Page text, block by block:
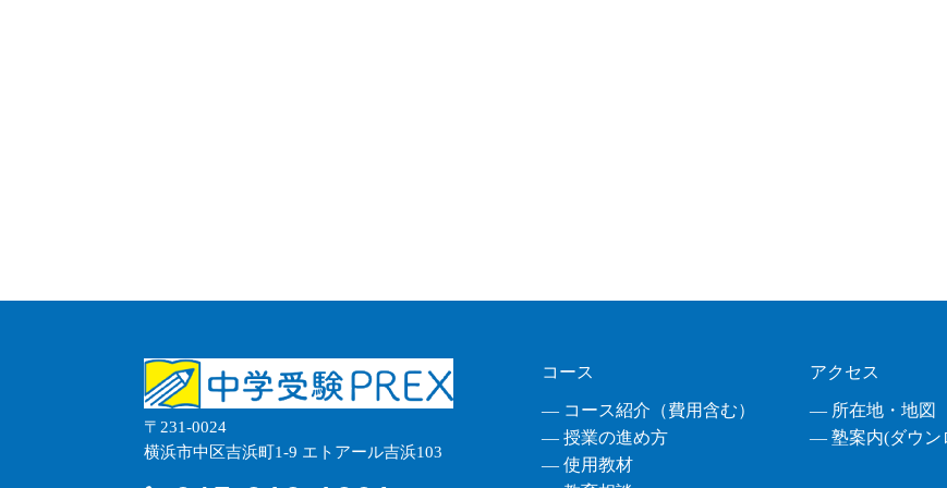
〒231-0024
横浜市中区吉浜町1-9 エトアール吉浜103
コース
― コース紹介（費用含む）
― 授業の進め方
― 使用教材
アクセス
― 所在地・地図
― 塾案内(ダウン